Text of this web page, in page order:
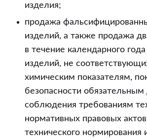
изделия;
продажа
изделий, а также продажа
в течение календарного
изделий, не
химическим показателям,
безопасности обязательным
соблюдения требованиям
нормативных правовых
технического нормирования